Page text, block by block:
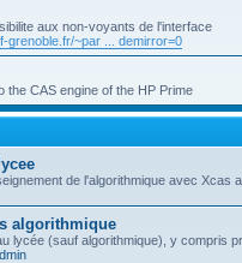
aux non-voyants de l'interface
grenoble.fr/~par ... demirror=0
the CAS engine of the HP Prime
de l'algorithmique avec Xcas
algorithmique
lycée (sauf algorithmique), y compris